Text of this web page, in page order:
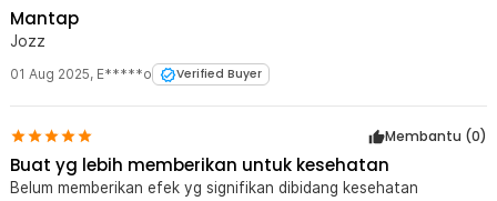
Mantap
Jozz
01 Aug 2025, E*****o Verified Buyer
Membantu (0)
Buat yg lebih memberikan untuk kesehatan
Belum memberikan efek yg signifikan dibidang kesehatan